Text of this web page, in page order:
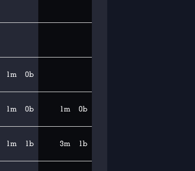
1m 0b
1m 0b 1m 0b
1m 1b 3m 1b